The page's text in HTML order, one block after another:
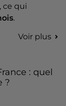
, ce qui
.
Voir plus
: quel
?